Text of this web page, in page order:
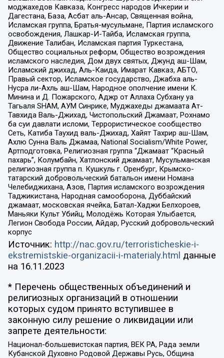
моджахедов Кавказа, Конгресс народов Ичкерии и
Дагестана, База, Асбат аль-Ансар, Священная война,
Исламская группа, Братья-мусульмане, Партия исламского
освобождения, Лашкар-И-Тайба, Исламская группа,
Движение Талибан, Исламская партия Туркестана,
Общество социальных реформ, Общество возрождения
исламского наследия, Дом двух святых, Джунд аш-Шам,
Исламский джихад, Аль-Каида, Имарат Кавказ, АБТО,
Правый сектор, Исламское государство, Джабха аль-
Нусра ли-Ахль аш-Шам, Народное ополчение имени К.
Минина и Д. Пожарского, Аджр от Аллаха Субхану уа
Тагьаля SHAM, АУМ Синрике, Муджахеды джамаата Ат-
Тавхида Валь-Джихад, Чистопольский Джамаат, Рохнамо
ба суи давлати исломи, Террористическое сообщество
Сеть, Катиба Таухид валь-Джихад, Хайят Тахрир аш-Шам,
Ахлю Сунна Валь Джамаа, National Socialism/White Power,
Артподготовка, Религиозная группа “Джамаат “Красный
пахарь”, Колумбайн, Хатлонский джамаат, Мусульманская
религиозная группа п. Кушкуль г. Оренбург, Крымско-
татарский добровольческий батальон имени Номана
Челебиджихана, Азов, Партия исламского возрождения
Таджикистана, Народная самооборона, Дуббайский
джамаат, московская ячейка, Батал-Хаджи Белхороев,
Маньяки Культ Убийц, Молодёжь Которая Улыбается,
Легион Свобода России, Айдар, Русский добровольческий
корпус
Источник: http://nac.gov.ru/terroristicheskie-i-
ekstremistskie-organizacii-i-materialy.html данные
на 16.11.2023
* Перечень общественных объединений и
религиозных организаций в отношении
которых судом принято вступившее в
законную силу решение о ликвидации или
запрете деятельности:
Национал-большевистская партия, ВЕК РА, Рада земли
Кубанской Духовно Родовой Державы Русь, Община